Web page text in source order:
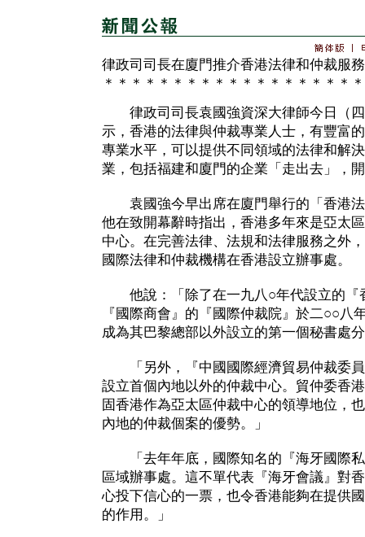
律政司司長在廈門推介香港法律和仲裁服
＊＊＊＊＊＊＊＊＊＊＊＊＊＊＊＊＊＊
律政司司長袁國強資深大律師今日（四
示，香港的法律與仲裁專業人士，有豐富
專業水平，可以提供不同領域的法律和解
業，包括福建和廈門的企業「走出去」，
袁國強今早出席在廈門舉行的「香港法
他在致開幕辭時指出，香港多年來是亞太
中心。在完善法律、法規和法律服務之外
國際法律和仲裁機構在香港設立辦事處。
他說：「除了在一九八○年代設立的『
『國際商會』的『國際仲裁院』於二○○八
成為其巴黎總部以外設立的第一個秘書處
「另外，『中國國際經濟貿易仲裁委員
設立首個內地以外的仲裁中心。貿仲委香
固香港作為亞太區仲裁中心的領導地位，
內地的仲裁個案的優勢。」
「去年年底，國際知名的『海牙國際私
區域辦事處。這不單代表『海牙會議』對
心投下信心的一票，也令香港能夠在提供
的作用。」